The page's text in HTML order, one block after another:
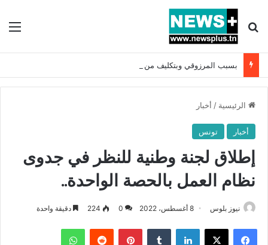
بحث عن
الرئيسية / أخبار
أخبار تونس
إطلاق لجنة وطنية للنظر في جدوى
نظام العمل بالحصة الواحدة..
نيوز بلوس 8 أغسطس، 2022 0
224 دقيقة واحدة
فيسبوك X لينكدإن بينتيريست واتساب